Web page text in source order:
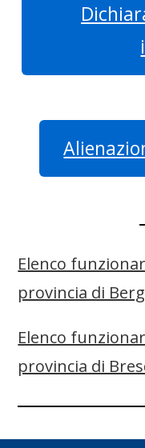
Elenco
provincia di
Elenco
provincia di